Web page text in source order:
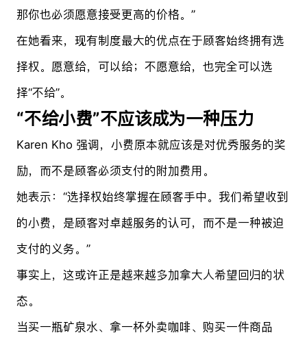
那你也必须愿意接受更高的价格。”
在她看来，现有制度最大的优点在于顾客始终拥有选
择权。愿意给，可以给；不愿意给，也完全可以选
择“不给”。
“不给小费”不应该成为一种压力
Karen Kho 强调，小费原本就应该是对优秀服务的奖
励，而不是顾客必须支付的附加费用。
她表示：“选择权始终掌握在顾客手中。我们希望收到
的小费，是顾客对卓越服务的认可，而不是一种被迫
支付的义务。”
事实上，这或许正是越来越多加拿大人希望回归的状
态。
当买一瓶矿泉水、拿一杯外卖咖啡、购买一件商品